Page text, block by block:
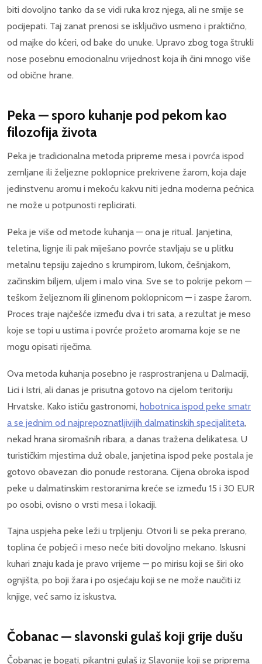
biti dovoljno tanko da se vidi ruka kroz njega, ali ne smije se
pocijepati. Taj zanat prenosi se isključivo usmeno i praktično,
od majke do kćeri, od bake do unuke. Upravo zbog toga štrukli
nose posebnu emocionalnu vrijednost koja ih čini mnogo više
od obične hrane.
Peka — sporo kuhanje pod pekom kao
filozofija života
Peka je tradicionalna metoda pripreme mesa i povrća ispod
zemljane ili željezne poklopnice prekrivene žarom, koja daje
jedinstvenu aromu i mekoću kakvu niti jedna moderna pećnica
ne može u potpunosti replicirati.
Peka je više od metode kuhanja — ona je ritual. Janjetina,
teletina, lignje ili pak miješano povrće stavljaju se u plitku
metalnu tepsiju zajedno s krumpirom, lukom, češnjakom,
začinskim biljem, uljem i malo vina. Sve se to pokrije pekom —
teškom željeznom ili glinenom poklopnicom — i zaspe žarom.
Proces traje najčešće između dva i tri sata, a rezultat je meso
koje se topi u ustima i povrće prožeto aromama koje se ne
mogu opisati riječima.
Ova metoda kuhanja posebno je rasprostranjena u Dalmaciji,
Lici i Istri, ali danas je prisutna gotovo na cijelom teritoriju
Hrvatske. Kako ističu gastronomi, hobotnica ispod peke smatr
a se jednim od najprepoznatljivijih dalmatinskih specijaliteta,
nekad hrana siromašnih ribara, a danas tražena delikatesa. U
turističkim mjestima duž obale, janjetina ispod peke postala je
gotovo obavezan dio ponude restorana. Cijena obroka ispod
peke u dalmatinskim restoranima kreće se između 15 i 30 EUR
po osobi, ovisno o vrsti mesa i lokaciji.
Tajna uspjeha peke leži u trpljenju. Otvori li se peka prerano,
toplina će pobjeći i meso neće biti dovoljno mekano. Iskusni
kuhari znaju kada je pravo vrijeme — po mirisu koji se širi oko
ognjišta, po boji žara i po osjećaju koji se ne može naučiti iz
knjige, već samo iz iskustva.
Čobanac — slavonski gulaš koji grije dušu
Čobanac je bogati, pikantni gulaš iz Slavonije koji se priprema